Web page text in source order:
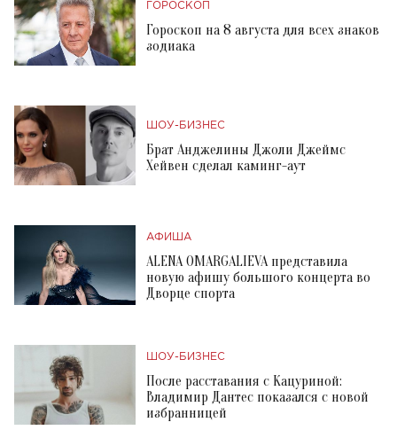
ГОРОСКОП
Гороскоп на 8 августа для всех знаков
зодиака
ШОУ-БИЗНЕС
Брат Анджелины Джоли Джеймс
Хейвен сделал каминг-аут
АФИША
ALENA OMARGALIEVA представила
новую афишу большого концерта во
Дворце спорта
ШОУ-БИЗНЕС
После расставания с Кацуриной:
Владимир Дантес показался с новой
избранницей